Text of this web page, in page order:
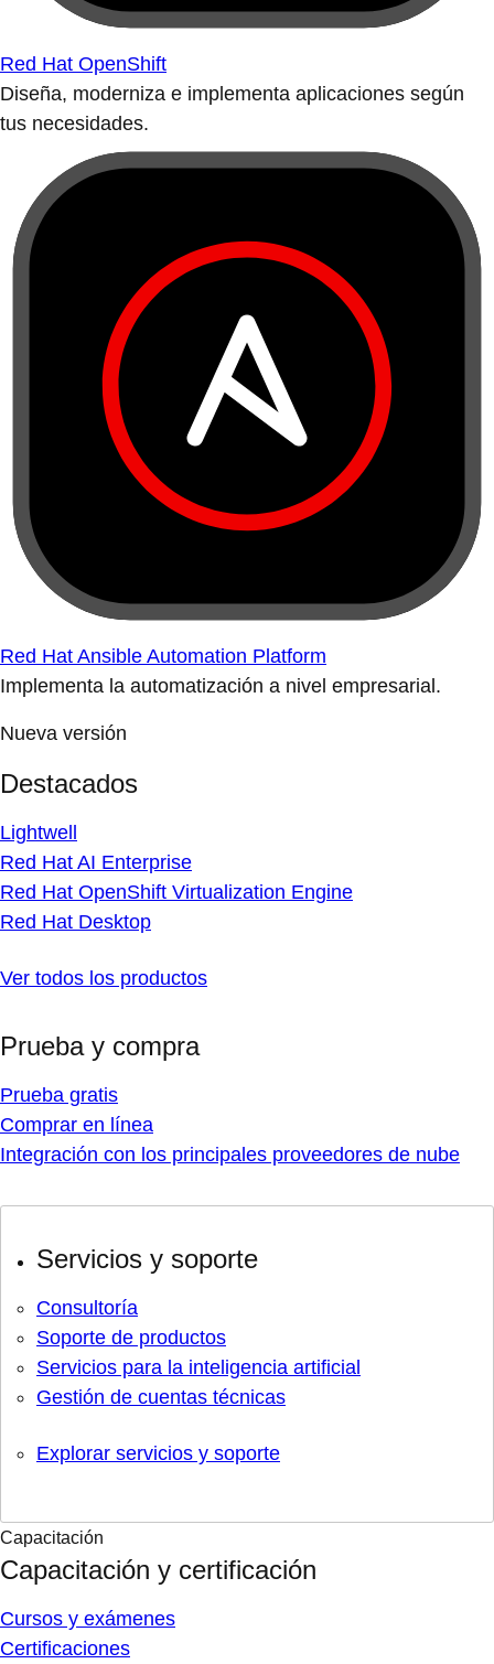
Red Hat OpenShift
Diseña, moderniza e implementa aplicaciones según
tus necesidades.
Red Hat Ansible Automation Platform
Implementa la automatización a nivel empresarial.
Nueva versión
Destacados
Lightwell
Red Hat AI Enterprise
Red Hat OpenShift Virtualization Engine
Red Hat Desktop
Ver todos los productos
Prueba y compra
Prueba gratis
Comprar en línea
Integración con los principales proveedores de nube
Servicios y soporte
Consultoría
Soporte de productos
Servicios para la inteligencia artificial
Gestión de cuentas técnicas
Explorar servicios y soporte
Capacitación
Capacitación y certificación
Cursos y exámenes
Certificaciones